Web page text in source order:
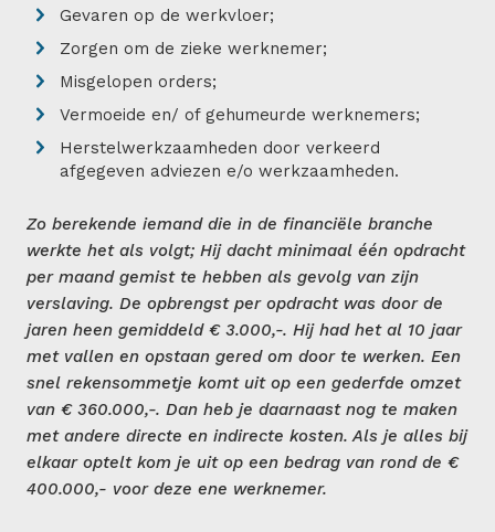
Gevaren op de werkvloer;
Zorgen om de zieke werknemer;
Misgelopen orders;
Vermoeide en/ of gehumeurde werknemers;
Herstelwerkzaamheden door verkeerd
afgegeven adviezen e/o werkzaamheden.
Zo berekende iemand die in de financiële branche
werkte het als volgt; Hij dacht minimaal één opdracht
per maand gemist te hebben als gevolg van zijn
verslaving. De opbrengst per opdracht was door de
jaren heen gemiddeld € 3.000,-. Hij had het al 10 jaar
met vallen en opstaan gered om door te werken. Een
snel rekensommetje komt uit op een gederfde omzet
van € 360.000,-. Dan heb je daarnaast nog te maken
met andere directe en indirecte kosten. Als je alles bij
elkaar optelt kom je uit op een bedrag van rond de €
400.000,- voor deze ene werknemer.